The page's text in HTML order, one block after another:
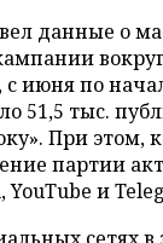
данные о
с июня по
51,5 тыс.
При этом,
партии
YouTube и